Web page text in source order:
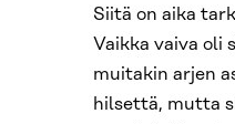
Siitä on aika
Vaikka vaiva oli
muitakin arjen
hilsettä, mutta